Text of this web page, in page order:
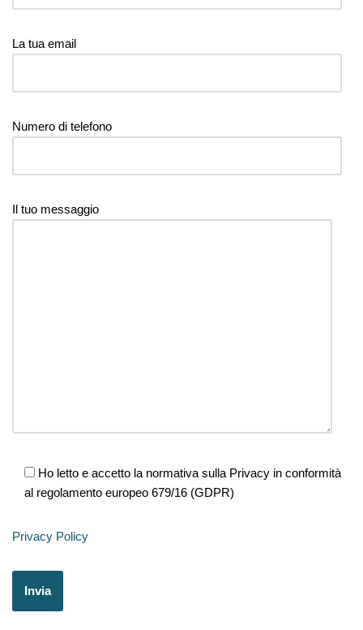
La tua email
Numero di telefono
Il tuo messaggio
Ho letto e accetto la normativa sulla Privacy in conformità
al regolamento europeo 679/16 (GDPR)
Privacy Policy